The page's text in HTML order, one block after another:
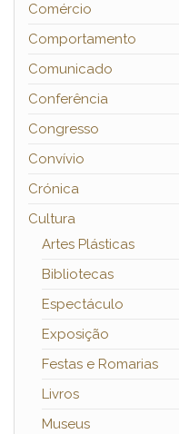
Comércio
Comportamento
Comunicado
Conferência
Congresso
Convívio
Crónica
Cultura
Artes Plásticas
Bibliotecas
Espectáculo
Exposição
Festas e Romarias
Livros
Museus